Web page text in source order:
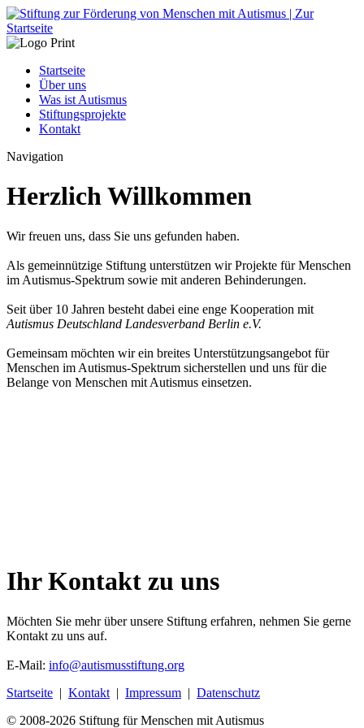
Startseite
Über uns
Was ist Autismus
Stiftungsprojekte
Kontakt
Navigation
Herzlich Willkommen
Wir freuen uns, dass Sie uns gefunden haben.
Als gemeinnützige Stiftung unterstützen wir Projekte für Menschen
im Autismus-Spektrum sowie mit anderen Behinderungen.
Seit über 10 Jahren besteht dabei eine enge Kooperation mit
Autismus Deutschland Landesverband Berlin e.V.
Gemeinsam möchten wir ein breites Unterstützungsangebot für
Menschen im Autismus-Spektrum sicherstellen und uns für die
Belange von Menschen mit Autismus einsetzen.
Ihr Kontakt zu uns
Möchten Sie mehr über unsere Stiftung erfahren, nehmen Sie gerne
Kontakt zu uns auf.
E-Mail: info@autismusstiftung.org
Startseite | Kontakt | Impressum | Datenschutz
© 2008-2026 Stiftung für Menschen mit Autismus